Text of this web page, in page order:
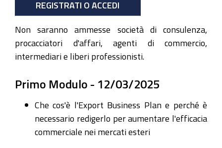
REGISTRATI O ACCEDI
Non saranno ammesse società di consulenza,
procacciatori d'affari, agenti di commercio,
intermediari e liberi professionisti.
Primo Modulo - 12/03/2025
Che cos'è l'Export Business Plan e perché è
necessario redigerlo per aumentare l'efficacia
commerciale nei mercati esteri